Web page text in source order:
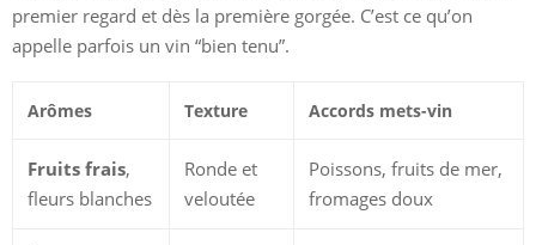
premier regard et dès la première gorgée. C’est ce qu’on
appelle parfois un vin “bien tenu”.
Arômes Texture Accords mets-vin
Fruits frais,
fleurs blanches
Ronde et
veloutée
Poissons, fruits de mer,
fromages doux